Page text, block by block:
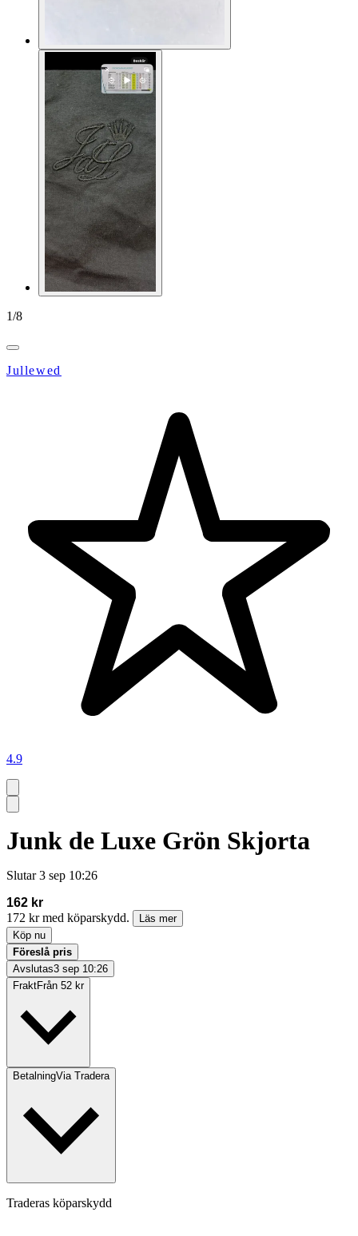
1/8
Jullewed
4.9
Junk de Luxe Grön Skjorta
Slutar 3 sep 10:26
162 kr
172 kr med köparskydd.
Läs mer
Köp nu
Föreslå pris
Avslutas3 sep 10:26
FraktFrån 52 kr
BetalningVia Tradera
Traderas köparskydd